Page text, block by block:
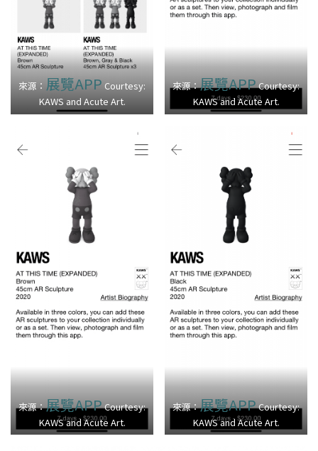
來源： 展覽APPCourtesy:
KAWS and Acute Art.
來源：展覽APPCourtesy:
KAWS and Acute Art.
來源：展覽APPCourtesy:
KAWS and Acute Art.
來源：展覽APPCourtesy:
KAWS and Acute Art.